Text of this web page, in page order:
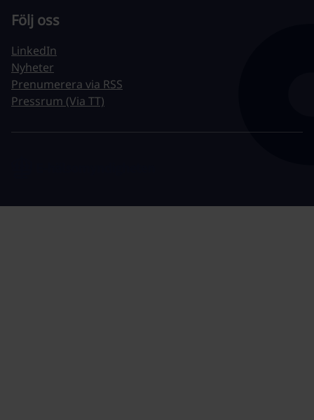
Följ oss
LinkedIn
Nyheter
Prenumerera via RSS
Pressrum (Via TT)